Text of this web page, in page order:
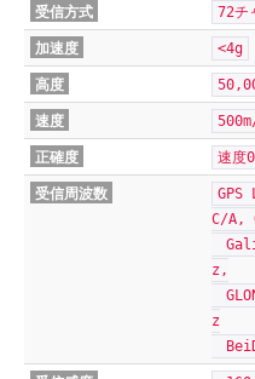
受信方式 72チ
加速度 <4g
高度
速度
正確度 速度
受信周波数
C/A,
z,
z